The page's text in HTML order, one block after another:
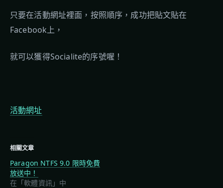
只要在活動網址裡面，按照順序，成功把貼文貼在
Facebook上，
就可以獲得Socialite的序號喔！
活動網址
相關文章
Paragon NTFS 9.0 限時免費
放送中！
在「軟體資訊」中